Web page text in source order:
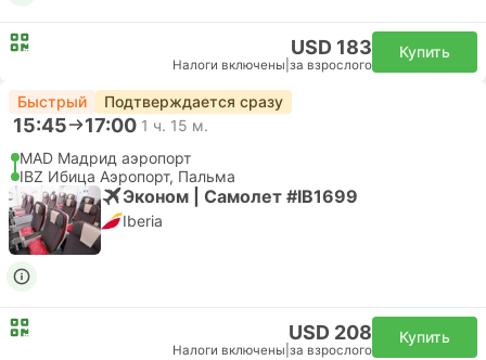
USD 183
Налоги включены за взрослого
Купить
Быстрый Подтверждается сразу
15:45 17:00 1 ч. 15 м.
MAD Мадрид аэропорт
IBZ Ибица Аэропорт, Пальма
Эконом | Самолет #IB1699
Iberia
USD 208
Налоги включены за взрослого
Купить